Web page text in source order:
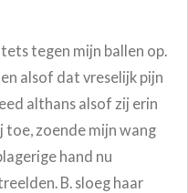
tegen mijn ballen op.
alsof dat vreselijk pijn
althans alsof zij erin
toe, zoende mijn wang
hand nu
B. sloeg haar